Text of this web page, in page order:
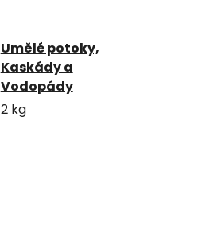
Umělé potoky,
Kaskády a
Vodopády
2 kg